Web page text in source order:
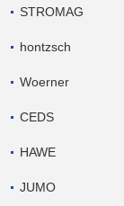
STROMAG
hontzsch
Woerner
CEDS
HAWE
JUMO